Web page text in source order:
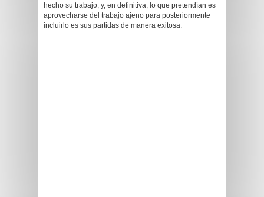
hecho su trabajo, y, en definitiva, lo que pretendían es
aprovecharse del trabajo ajeno para posteriormente
incluirlo es sus partidas de manera exitosa.